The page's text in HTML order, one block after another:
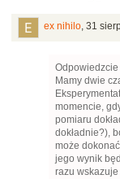
ex nihilo, 31
Odpowiedzcie
Mamy dwie
momencie,
pomiaru
dokładnie?),
może
jego wynik
razu